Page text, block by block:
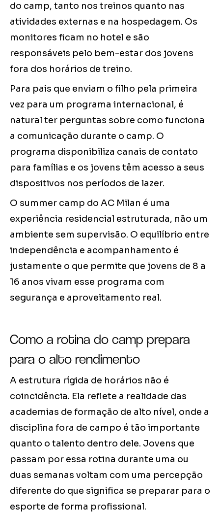
do camp, tanto nos treinos quanto nas
atividades externas e na hospedagem. Os
monitores ficam no hotel e são
responsáveis pelo bem-estar dos jovens
fora dos horários de treino.
Para pais que enviam o filho pela primeira
vez para um programa internacional, é
natural ter perguntas sobre como funciona
a comunicação durante o camp. O
programa disponibiliza canais de contato
para famílias e os jovens têm acesso a seus
dispositivos nos períodos de lazer.
O summer camp do AC Milan é uma
experiência residencial estruturada, não um
ambiente sem supervisão. O equilíbrio entre
independência e acompanhamento é
justamente o que permite que jovens de 8 a
16 anos vivam esse programa com
segurança e aproveitamento real.
Como a rotina do camp prepara
para o alto rendimento
A estrutura rígida de horários não é
coincidência. Ela reflete a realidade das
academias de formação de alto nível, onde a
disciplina fora de campo é tão importante
quanto o talento dentro dele. Jovens que
passam por essa rotina durante uma ou
duas semanas voltam com uma percepção
diferente do que significa se preparar para o
esporte de forma profissional.